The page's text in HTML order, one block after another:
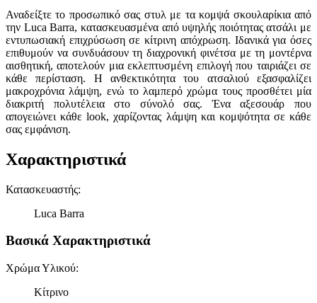
Αναδείξτε το προσωπικό σας στυλ με τα κομψά σκουλαρίκια από
την Luca Barra, κατασκευασμένα από υψηλής ποιότητας ατσάλι με
εντυπωσιακή επιχρύσωση σε κίτρινη απόχρωση. Ιδανικά για όσες
επιθυμούν να συνδυάσουν τη διαχρονική φινέτσα με τη μοντέρνα
αισθητική, αποτελούν μια εκλεπτυσμένη επιλογή που ταιριάζει σε
κάθε περίσταση. Η ανθεκτικότητα του ατσαλιού εξασφαλίζει
μακροχρόνια λάμψη, ενώ το λαμπερό χρώμα τους προσθέτει μία
διακριτή πολυτέλεια στο σύνολό σας. Ένα αξεσουάρ που
απογειώνει κάθε look, χαρίζοντας λάμψη και κομψότητα σε κάθε
σας εμφάνιση.
Χαρακτηριστικά
Κατασκευαστής:
Luca Barra
Βασικά Χαρακτηριστικά
Χρώμα Υλικού:
Κίτρινο